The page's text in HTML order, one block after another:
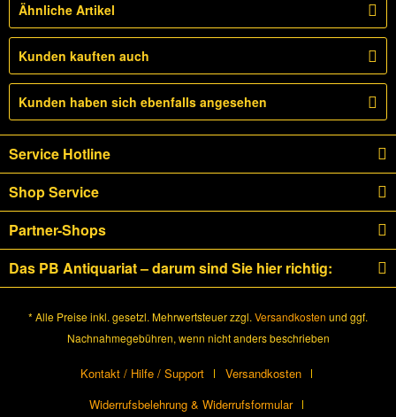
Ähnliche Artikel
Kunden kauften auch
Kunden haben sich ebenfalls angesehen
Service Hotline
Shop Service
Partner-Shops
Das PB Antiquariat – darum sind Sie hier richtig:
* Alle Preise inkl. gesetzl. Mehrwertsteuer zzgl. Versandkosten und ggf.
Nachnahmegebühren, wenn nicht anders beschrieben
Kontakt / Hilfe / Support
Versandkosten
Widerrufsbelehrung & Widerrufsformular